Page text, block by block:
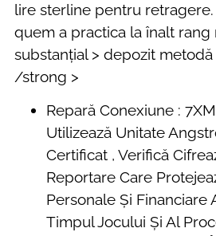
lire sterline pentru
quem a practica la înalt rang
substanțial > depozit metodă
/strong >
Repară Conexiune :
Utilizează Unitate
Certificat , Verifică
Reportare Care
Personale Și Financiare
Timpul Jocului Și Al